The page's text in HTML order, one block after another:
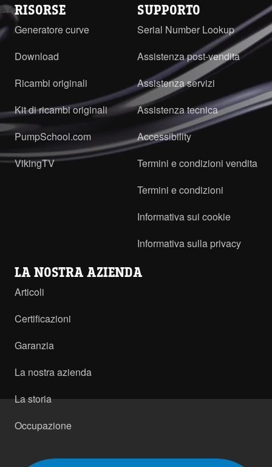
RISORSE
Generatore curve
Download
Ricambi originali
Kit di ricambi originali
PumpSchool.com
VikingTV
SUPPORTO
Serial Number Lookup
Assistenza post-vendita
Assistenza servizi
Assistenza tecnica
Accessibility
Termini e condizioni vendita
Termini e condizioni
Informativa sui cookie
Informativa sulla privacy
LA NOSTRA AZIENDA
Articoli
Certificazioni
Garanzia
La nostra azienda
La storia
Occupazione